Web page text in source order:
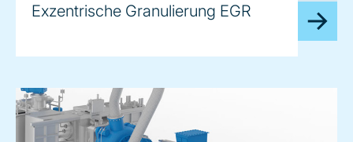
Exzentrische Granulierung EGR